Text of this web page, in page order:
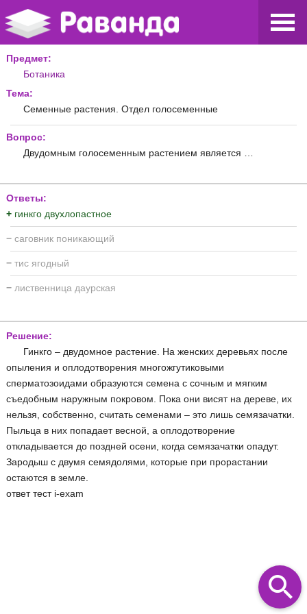
Предмет:
Ботаника
Тема:
Семенные растения. Отдел голосеменные
Вопрос:
Двудомным голосеменным растением является …
Ответы:
+ гинкго двухлопастное
− саговник поникающий
− тис ягодный
− лиственница даурская
Решение:
Гинкго – двудомное растение. На женских деревьях после
опыления и оплодотворения многожгутиковыми
сперматозоидами образуются семена с сочным и мягким
съедобным наружным покровом. Пока они висят на дереве, их
нельзя, собственно, считать семенами – это лишь семязачатки.
Пыльца в них попадает весной, а оплодотворение
откладывается до поздней осени, когда семязачатки опадут.
Зародыш с двумя семядолями, которые при прорастании
остаются в земле.
ответ тест i-exam